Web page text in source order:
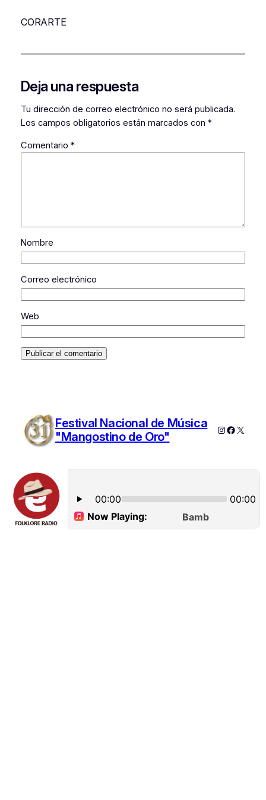
CORARTE
Deja una respuesta
Tu dirección de correo electrónico no será publicada.
Los campos obligatorios están marcados con *
Comentario *
Nombre
Correo electrónico
Web
Festival Nacional de Música
"Mangostino de Oro"
Instagram
X